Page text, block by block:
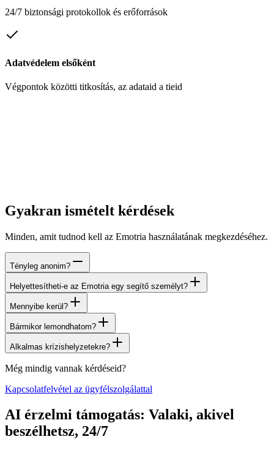
24/7 biztonsági protokollok és erőforrások
Adatvédelem elsőként
Végpontok közötti titkosítás, az adataid a tieid
Gyakran ismételt kérdések
Minden, amit tudnod kell az Emotria használatának megkezdéséhez.
Tényleg anonim?
Helyettesítheti-e az Emotria egy segítő személyt?
Mennyibe kerül?
Bármikor lemondhatom?
Alkalmas krízishelyzetekre?
Még mindig vannak kérdéseid?
Kapcsolatfelvétel az ügyfélszolgálattal
AI érzelmi támogatás: Valaki, akivel
beszélhetsz, 24/7